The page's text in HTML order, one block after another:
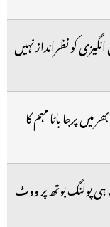
کو نظرانداز نہیں
پرجا باٹا مہم کا
پولنگ بوتھ پر ووٹ